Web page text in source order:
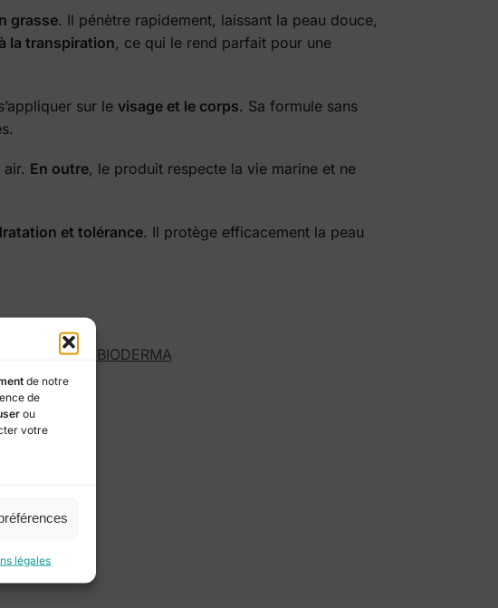
de notre
de
ou
votre
légales
grasse. Il pénètre rapidement, laissant la peau douce,
la transpiration, ce qui le rend parfait pour une
sur le visage et le corps. Sa formule sans
En outre, le produit respecte la vie marine et ne
et tolérance. Il protège efficacement la peau
Marque : BIODERMA